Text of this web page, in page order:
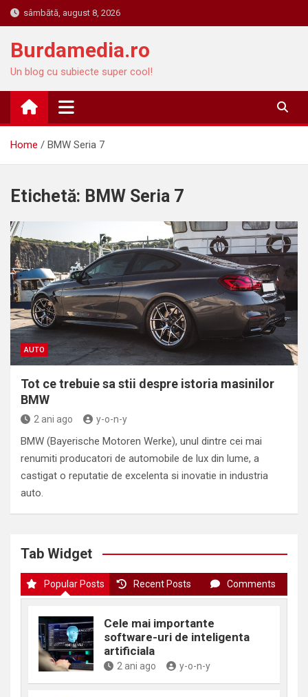
Skip
to
content
sâmbătă, august 8, 2026
Burdamedia.ro
Un blog cu subiecte super cool!
Home BMW Seria 7
Etichetă: BMW Seria 7
AUTO
Tot ce trebuie sa stii despre istoria masinilor
BMW
2 ani ago y-o-n-y
BMW (Bayerische Motoren Werke), unul dintre cei mai
renumiti producatori de automobile de lux din lume, a
castigat o reputatie de excelenta si inovatie in industria
auto.
Tab Widget
Popular Posts Recent Posts Comments
Cele mai importante
software-uri de inteligenta
artificiala
2 ani ago y-o-n-y